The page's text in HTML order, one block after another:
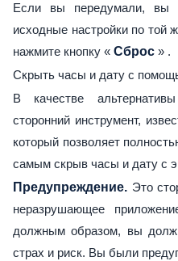
Если вы передумали, вы
исходные настройки по той
нажмите кнопку « Сброс » .
Скрыть часы и дату с
В качестве
сторонний инструмент,
который позволяет
самым скрыв часы и дату с
Предупреждение. Это
неразрушающее
должным образом, вы
страх и риск. Вы были